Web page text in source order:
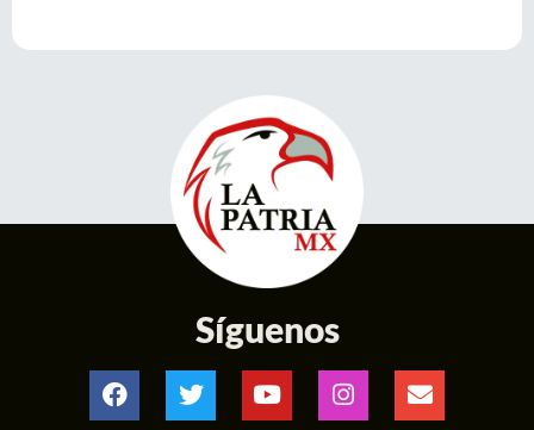
Síguenos